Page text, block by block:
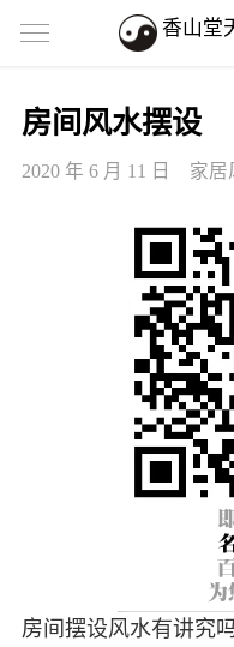
香山堂
房间风水摆设
2020 年 6 月 11 日 家居
房间摆设风水有讲究